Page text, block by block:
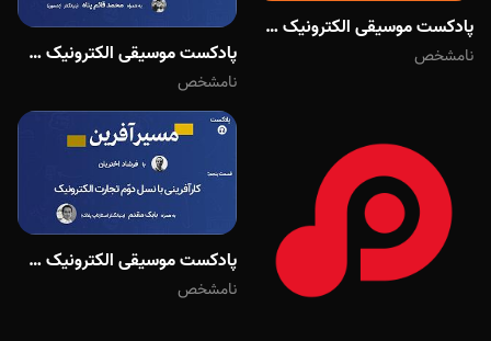
پادکست موسیقی الکترونیک سرناد 006 پادکست رادیو بادیو - قسمت ششم
نامشخص پادکست موسیقی الکترونیک سرناد 001 از کارآفرینی با طعم زعفران تا ورود به بازارهای اروپا به همراه محمد قائم ...
نامشخص
پادکست موسیقی الکترونیک سرناد 005 کارآفرینی با نسل دوم تجارت الکترونیک به همراه بابک مقدم بنیانگذار استارت...
نامشخص